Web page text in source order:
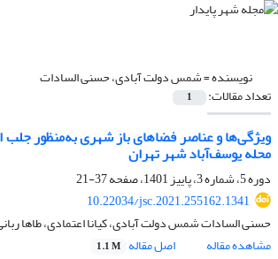
نویسنده =شمس دولت آبادی، حسنی السادات
تعداد مقالات: 1
ویژگی‌ها و عناصر فضاهای باز شهری به‌منظور جلب
محله یوسف‌آباد شهر تهران
دوره 5، شماره 3، پاییز 1401، صفحه
37-21
10.22034/jsc.2021.255162.1341
حسنی السادات شمس دولت آبادی، کیانا اعتمادی، طاها
مشاهده مقاله
اصل مقاله 1.1 M